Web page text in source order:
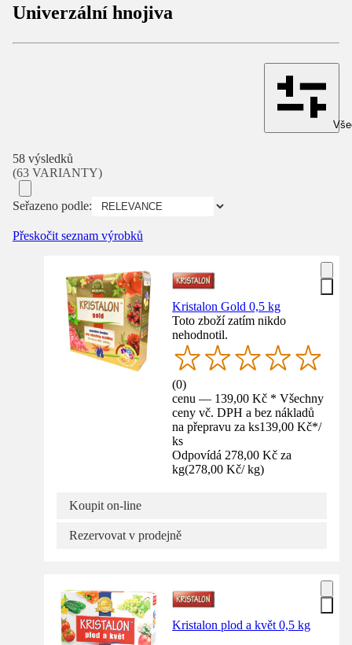
Univerzální hnojiva
58 výsledků
(63 VARIANTY)
Seřazeno podle:
Přeskočit seznam výrobků
Kristalon Gold 0,5 kg
Toto zboží zatím nikdo
nehodnotil.
(0)
cenu — 139,00 Kč * Všechny
ceny vč. DPH a bez nákladů
na přepravu za ks139,00 Kč*/
ks
Odpovídá 278,00 Kč za
kg(278,00 Kč/ kg)
Koupit on-line
Rezervovat v prodejně
Kristalon plod a květ 0,5 kg